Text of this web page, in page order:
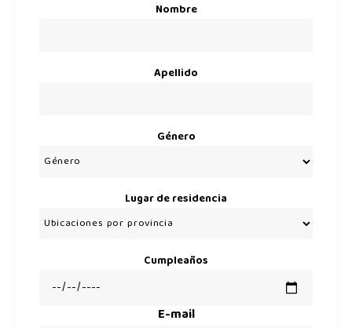
Nombre
Apellido
Género
Lugar de residencia
Cumpleaños
E-mail